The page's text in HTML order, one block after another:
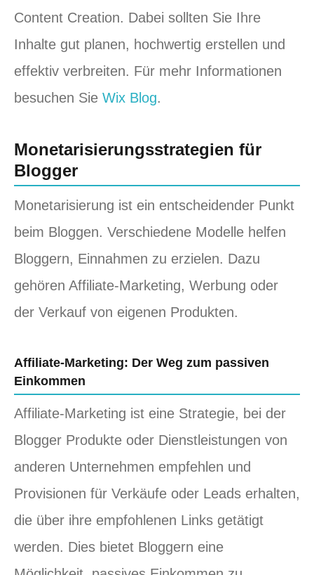
Content Creation. Dabei sollten Sie Ihre
Inhalte gut planen, hochwertig erstellen und
effektiv verbreiten. Für mehr Informationen
besuchen Sie Wix Blog.
Monetarisierungsstrategien für
Blogger
Monetarisierung ist ein entscheidender Punkt
beim Bloggen. Verschiedene Modelle helfen
Bloggern, Einnahmen zu erzielen. Dazu
gehören Affiliate-Marketing, Werbung oder
der Verkauf von eigenen Produkten.
Affiliate-Marketing: Der Weg zum passiven
Einkommen
Affiliate-Marketing ist eine Strategie, bei der
Blogger Produkte oder Dienstleistungen von
anderen Unternehmen empfehlen und
Provisionen für Verkäufe oder Leads erhalten,
die über ihre empfohlenen Links getätigt
werden. Dies bietet Bloggern eine